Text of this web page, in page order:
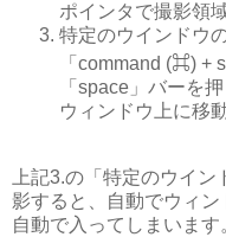
ポインタで撮影領
特定のウインドウ
「command (⌘) +
「space」バーを
ウィンドウ上に移
上記3.の「特定のウイ
影すると、自動でウィ
自動で入ってしまいま